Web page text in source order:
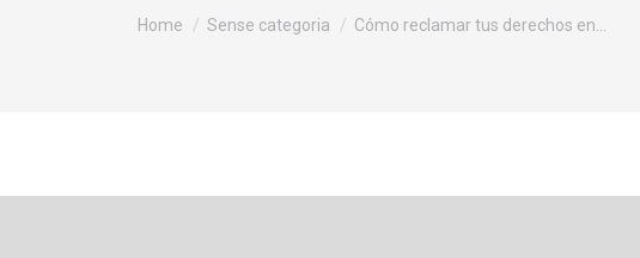
You are here:
Home Sense categoria Cómo reclamar tus derechos en…